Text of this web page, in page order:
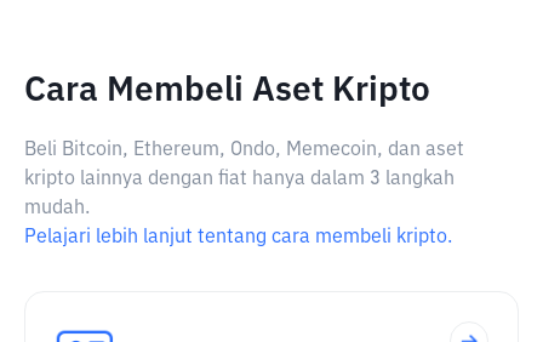
Cara Membeli Aset Kripto
Beli Bitcoin, Ethereum, Ondo, Memecoin, dan aset
kripto lainnya dengan fiat hanya dalam 3 langkah
mudah.
Pelajari lebih lanjut tentang cara membeli kripto.